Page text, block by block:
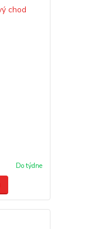
Do týdne